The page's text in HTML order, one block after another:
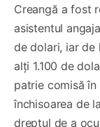
Creangă a fost
asistentul
de dolari, iar de
alți 1.100 de
patrie comisă
închisoarea de
dreptul de a